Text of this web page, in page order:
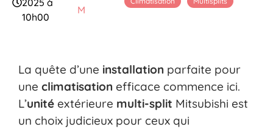
2025 à
10h00
M
La quête d’une installation parfaite pour
une climatisation efficace commence ici.
L’unité extérieure multi-split Mitsubishi est
un choix judicieux pour ceux qui